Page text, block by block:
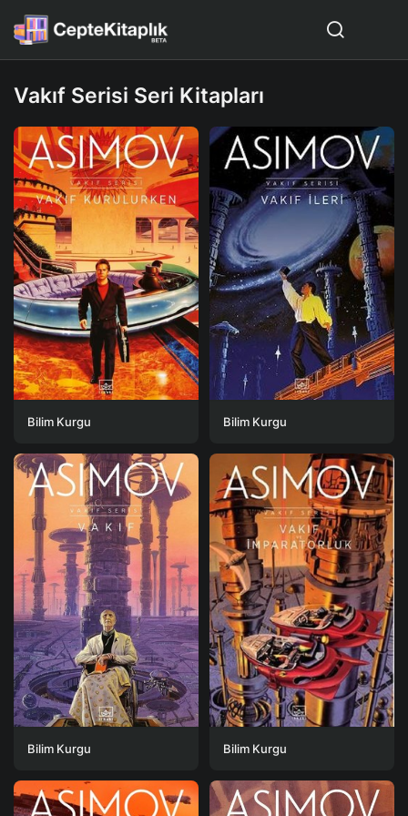
Vakıf Serisi Seri Kitapları
Bilim Kurgu Bilim Kurgu
Bilim Kurgu Bilim Kurgu